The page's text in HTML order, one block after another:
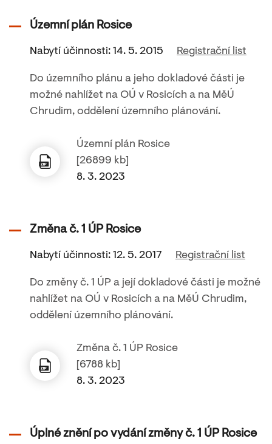
Územní plán Rosice
Nabytí účinnosti: 14. 5. 2015 Registrační list
Do územního plánu a jeho dokladové části je
možné nahlížet na OÚ v Rosicích a na MěÚ
Chrudim, oddělení územního plánování.
Územní plán Rosice
[26899 kb]
8. 3. 2023
Změna č. 1 ÚP Rosice
Nabytí účinnosti: 12. 5. 2017 Registrační list
Do změny č. 1 ÚP a její dokladové části je možné
nahlížet na OÚ v Rosicích a na MěÚ Chrudim,
oddělení územního plánování.
Změna č. 1 ÚP Rosice
[6788 kb]
8. 3. 2023
Úplné znění po vydání změny č. 1 ÚP Rosice